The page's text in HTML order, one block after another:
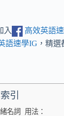
入 高效英語
語速學IG ，精選
引
緒名詞 用法：